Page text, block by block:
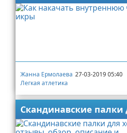
Жанна Ермолаева 27-03-2019 05:40
Легкая атлетика
Скандинавские палки